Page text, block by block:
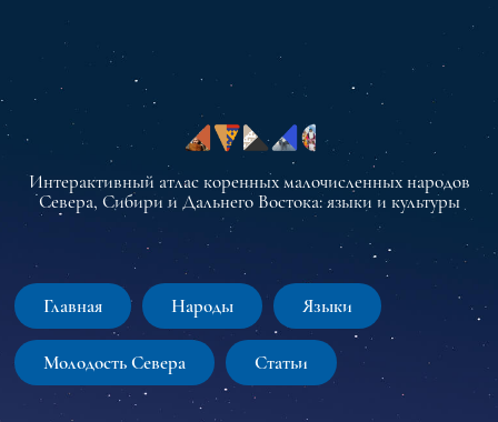
Интерактивный атлас коренных малочисленных народов
Севера, Сибири и Дальнего Востока: языки и культуры
Главная Народы Языки
Молодость Севера Статьи